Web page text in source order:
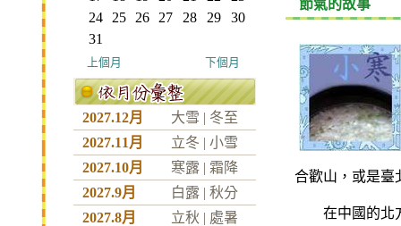
24
25 26 27 28 29
30
31
上個月 下個月
2027.12月 大雪 | 冬至
2027.11月
立冬 | 小雪
2027.10月
寒露 | 霜降
2027.9月
白露 | 秋分
2027.8月
立秋 | 處暑
節氣的故事
合歡山，或是臺
在中國的北方